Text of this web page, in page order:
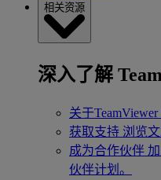
相关资源
深入了解
关于TeamViewer
获取支持 浏览
成为合作伙伴
伙伴计划。